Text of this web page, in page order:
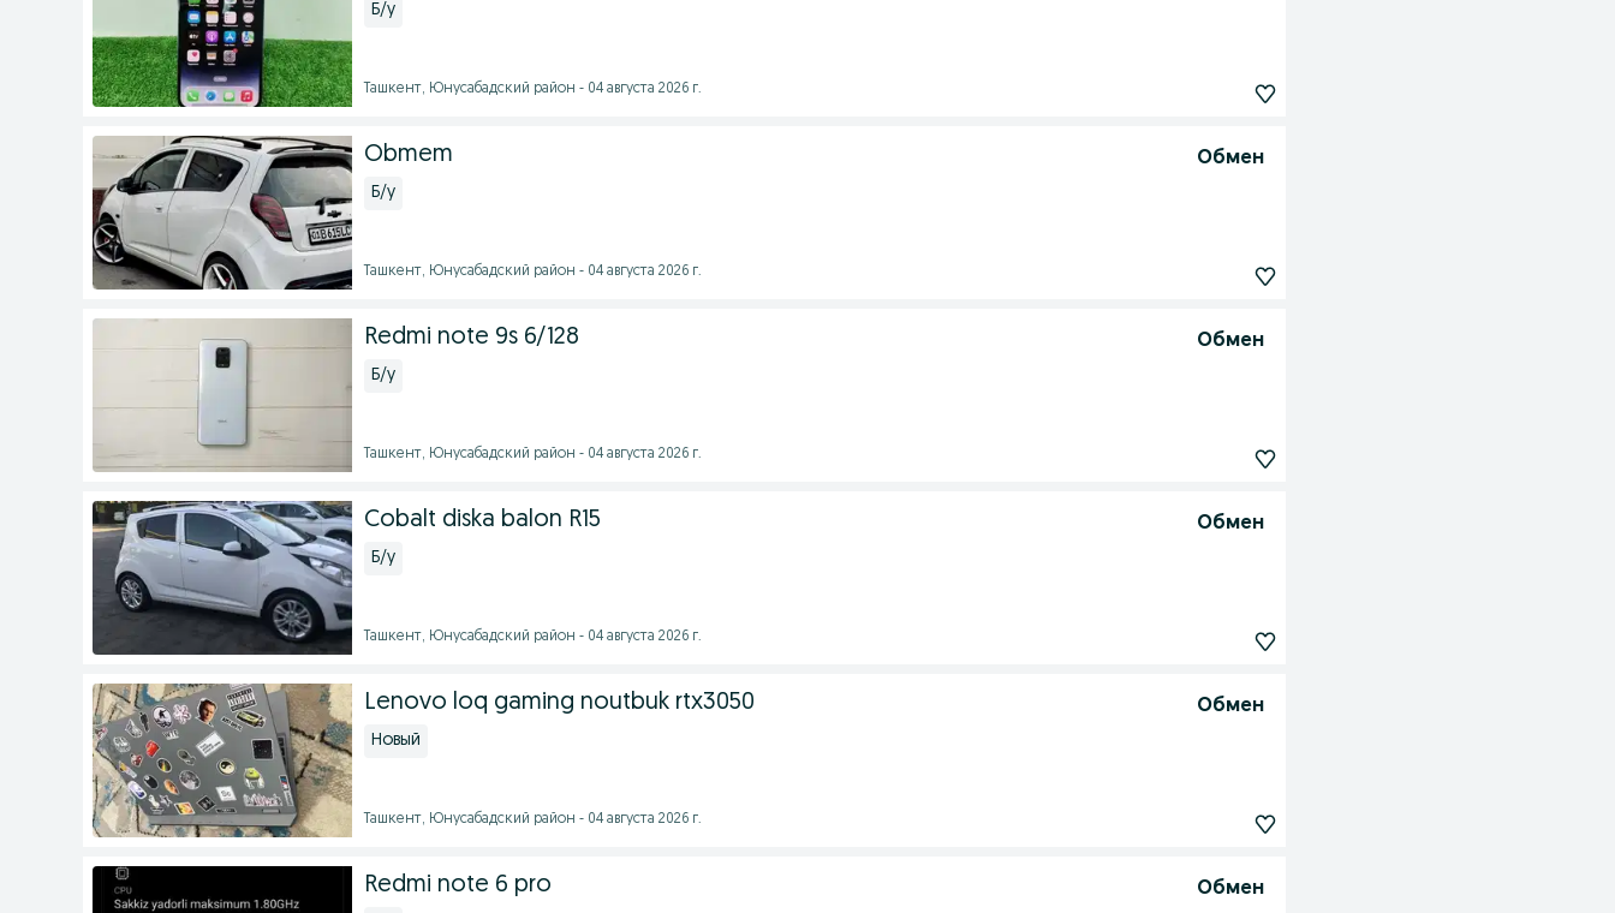
Б/у
Ташкент, Юнусабадский район - 04 августа 2026 г.
Obmem Обмен
Б/у
Ташкент, Юнусабадский район - 04 августа 2026 г.
Redmi note 9s 6/128 Обмен
Б/у
Ташкент, Юнусабадский район - 04 августа 2026 г.
Cobalt diska balon R15 Обмен
Б/у
Ташкент, Юнусабадский район - 04 августа 2026 г.
Lenovo loq gaming noutbuk rtx3050 Обмен
Новый
Ташкент, Юнусабадский район - 04 августа 2026 г.
Redmi note 6 pro Обмен